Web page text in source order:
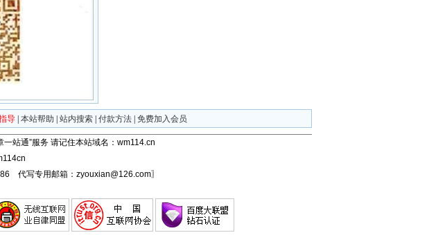
导 本站帮助 站内搜索 付款方法 免费加入会员
一站通”服务 请记住本站域名：wm114.cn
代写专用邮箱：zyouxian@126.com〗